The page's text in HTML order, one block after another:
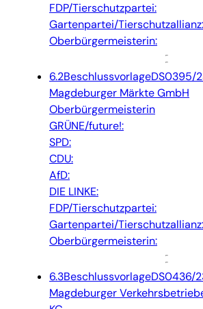
FDP/Tierschutzpartei:
Gartenpartei/Tierschutzallianz:
Oberbürgermeisterin:
6.2BeschlussvorlageDS0395/
Magdeburger Märkte GmbH
Oberbürgermeisterin
GRÜNE/future!:
SPD:
CDU:
AfD:
DIE LINKE:
FDP/Tierschutzpartei:
Gartenpartei/Tierschutzallianz:
Oberbürgermeisterin:
6.3BeschlussvorlageDS0436/
Magdeburger